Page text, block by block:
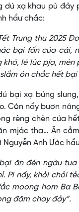
dú xạ khau pù đảy
hẩư chắc:
Trung thu 2025
bại fấn cúa cái,
khỏ, lẻ lủc pjạ,
ón chắc hết
bại xạ búng
Cón nẩy bươn
rèng chèn cúa
mjảc tha… Ăn
Nguyễn Anh Ước
bại ăn đén ngàu
Pi nẩy, khỏi chỏi
moong hom Ba
đăm chay đảy”.